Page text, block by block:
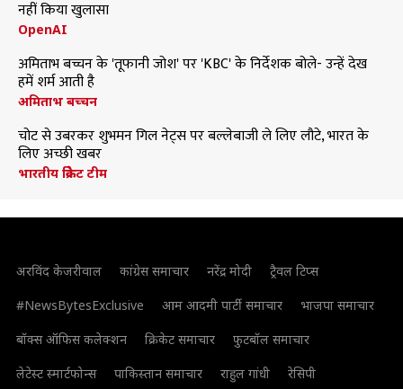
नहीं किया खुलासा
OpenAI
अमिताभ बच्चन के 'तूफानी जोश' पर 'KBC' के निर्देशक बोले- उन्हें देख
हमें शर्म आती है
अमिताभ बच्चन
चोट से उबरकर शुभमन गिल नेट्स पर बल्लेबाजी ले लिए लौटे, भारत के
लिए अच्छी खबर
भारतीय क्रिकेट टीम
अरविंद केजरीवाल कांग्रेस समाचार नरेंद्र मोदी
ट्रैवल टिप्स
#NewsBytesExclusive
आम आदमी पार्टी समाचार
भाजपा समाचार
बॉक्स ऑफिस कलेक्शन
क्रिकेट समाचार
फुटबॉल समाचार
लेटेस्ट स्मार्टफोन्स
पाकिस्तान समाचार राहुल गांधी रेसिपी